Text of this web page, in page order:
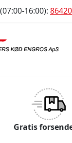
16:00):
Gratis